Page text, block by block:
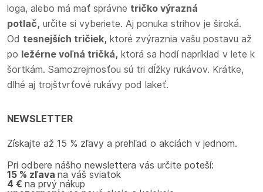
loga, alebo má mať správne tričko výrazná
potlač, určite si vyberiete. Aj ponuka strihov je široká.
Od tesnejších tričiek, ktoré zvýraznia vašu postavu až
po ležérne voľná tričká, ktorá sa hodí napríklad v lete k
šortkám. Samozrejmosťou sú tri dĺžky rukávov. Krátke,
dlhé aj trojštvrťové rukávy pod lakeť.
NEWSLETTER
Získajte až 15 % zľavy a prehľad o akciách v jednom.
Pri odbere nášho newslettera vás určite poteší:
15 % zľava na váš sviatok
4 € na prvý nákup